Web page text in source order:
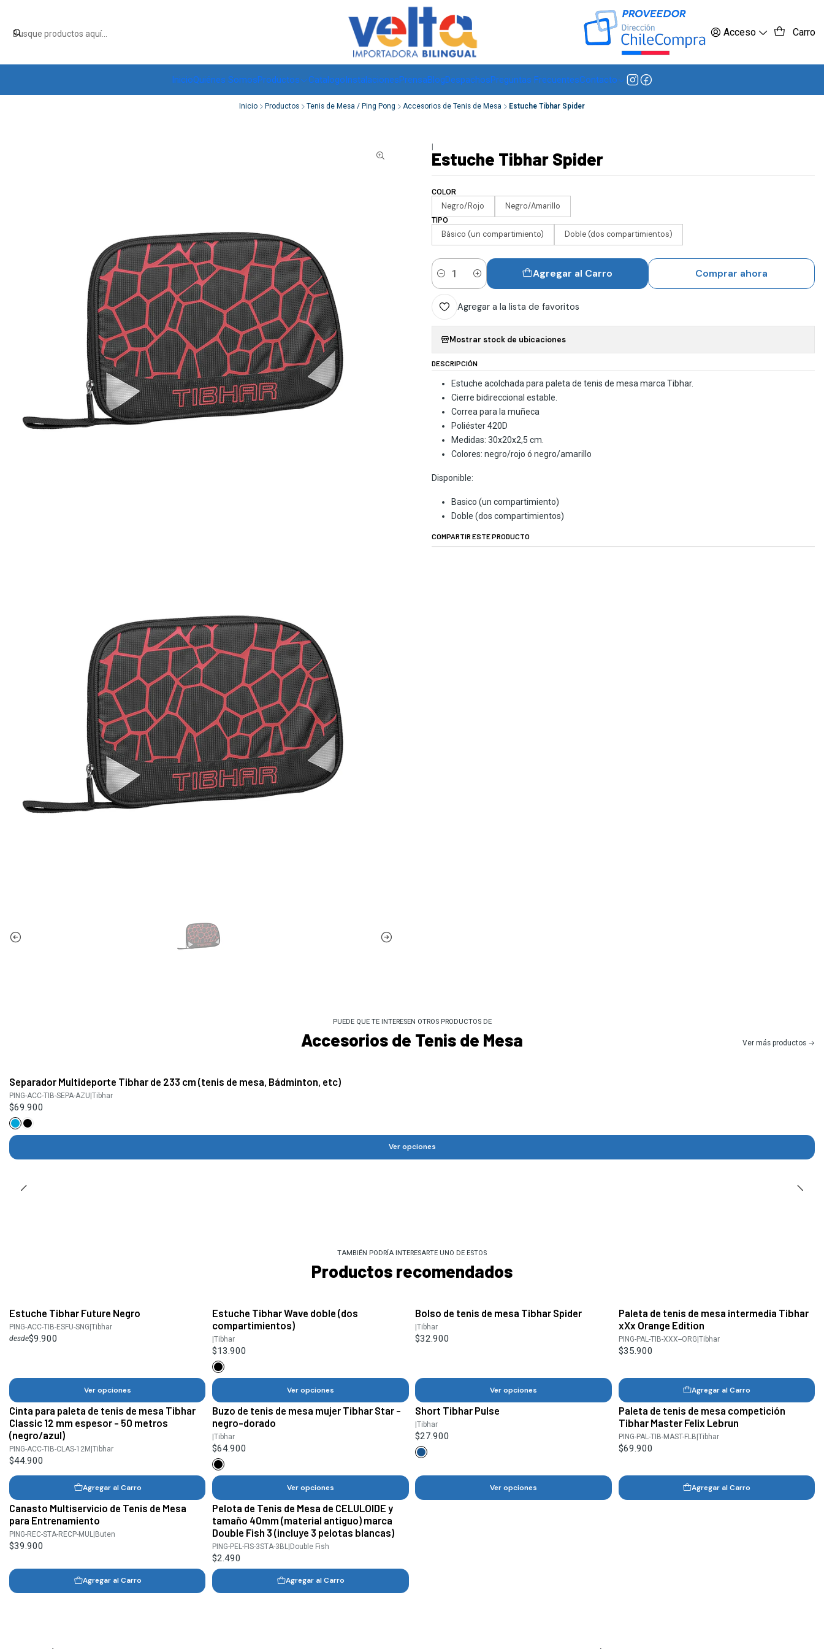
Acceso Carro
InicioQuiénes SomosProductos CatalogoInstalacionesPrensaBlogDespachosPreguntas FrecuentesContacto
Envíos a todo Chile, RM de 1 a 3 días hábiles, regiones -
Inicio Productos Tenis de Mesa / Ping Pong Accesorios de Tenis de Mesa Estuche Tibhar Spider
|
Estuche Tibhar Spider
COLOR
Negro/Rojo Negro/Amarillo
TIPO
Básico (un compartimiento) Doble (dos compartimientos)
Cantidad Agregar al Carro Comprar ahora
Agregar a la lista de favoritos
Mostrar stock de ubicaciones
DESCRIPCIÓN
Estuche acolchada para paleta de tenis de mesa marca Tibhar.
Cierre bidireccional estable.
Correa para la muñeca
Poliéster 420D
Medidas: 30x20x2,5 cm.
Colores: negro/rojo ó negro/amarillo
Disponible:
Basico (un compartimiento)
Doble (dos compartimientos)
COMPARTIR ESTE PRODUCTO
PUEDE QUE TE INTERESEN OTROS PRODUCTOS DE
Accesorios de Tenis de Mesa Ver más productos
Separador Multideporte Tibhar de 233 cm (tenis de mesa, Bádminton, etc)
PING-ACC-TIB-SEPA-AZU Tibhar
$69.900
Ver opciones
TAMBIÉN PODRÍA INTERESARTE UNO DE ESTOS
Productos recomendados
Estuche Tibhar Future Negro
PING-ACC-TIB-ESFU-SNG Tibhar
desde$9.900
Ver opciones
Estuche Tibhar Wave doble (dos
compartimientos)
Tibhar
$13.900
Ver opciones
Bolso de tenis de mesa Tibhar Spider
|Tibhar
$32.900
Ver opciones
Paleta de tenis de mesa intermedia Tibhar
xXx Orange Edition
PING-PAL-TIB-XXX--ORG Tibhar
$35.900
Agregar al Carro
Cinta para paleta de tenis de mesa Tibhar
Classic 12 mm espesor - 50 metros
(negro/azul)
PING-ACC-TIB-CLAS-12M Tibhar
$44.900
Agregar al Carro
Buzo de tenis de mesa mujer Tibhar Star -
negro-dorado
Tibhar
$64.900
Ver opciones
Short Tibhar Pulse
|Tibhar
$27.900
Ver opciones
Paleta de tenis de mesa competición
Tibhar Master Felix Lebrun
PING-PAL-TIB-MAST-FLB Tibhar
$69.900
Agregar al Carro
Canasto Multiservicio de Tenis de Mesa
para Entrenamiento
PING-REC-STA-RECP-MUL| Buten
$39.900
Agregar al Carro
Pelota de Tenis de Mesa de CELULOIDE y
tamaño 40mm (material antiguo) marca
Double Fish 3 (incluye 3 pelotas blancas)
PING-PEL-FIS-3STA-3BL| Double Fish
$2.490
Agregar al Carro